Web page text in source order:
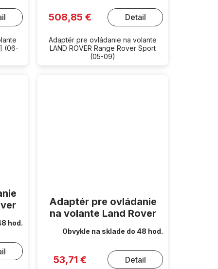
(06-
508,85 € Detail
Adaptér pre ovládanie na volante
LAND ROVER Range Rover Sport
(05-09)
hod.
Adaptér pre ovládanie
na volante Land Rover
Obvykle na sklade do 48 hod.
53,71 € Detail